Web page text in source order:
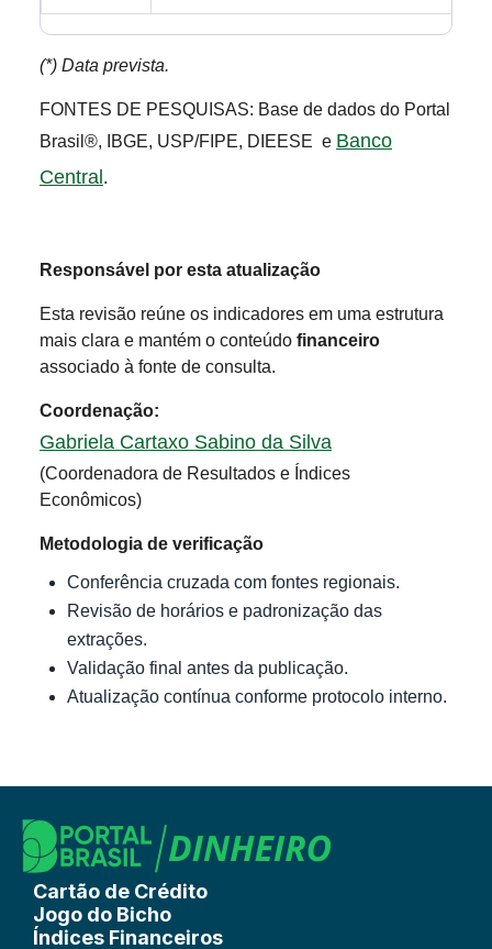
(*) Data prevista.
FONTES DE PESQUISAS: Base de dados do Portal
Brasil®, IBGE, USP/FIPE, DIEESE e Banco
Central.
Responsável por esta atualização
Esta revisão reúne os indicadores em uma estrutura
mais clara e mantém o conteúdo financeiro
associado à fonte de consulta.
Coordenação:
Gabriela Cartaxo Sabino da Silva
(Coordenadora de Resultados e Índices
Econômicos)
Metodologia de verificação
Conferência cruzada com fontes regionais.
Revisão de horários e padronização das
extrações.
Validação final antes da publicação.
Atualização contínua conforme protocolo interno.
Cartão de Crédito
Jogo do Bicho
Índices Financeiros